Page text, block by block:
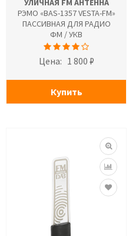
УЛИЧНАЯ FM АНТЕННА
РЭМО «BAS-1357 VESTA-FM»
ПАССИВНАЯ ДЛЯ РАДИО
ФМ / УКВ
Цена: 1 800 ₽
Купить